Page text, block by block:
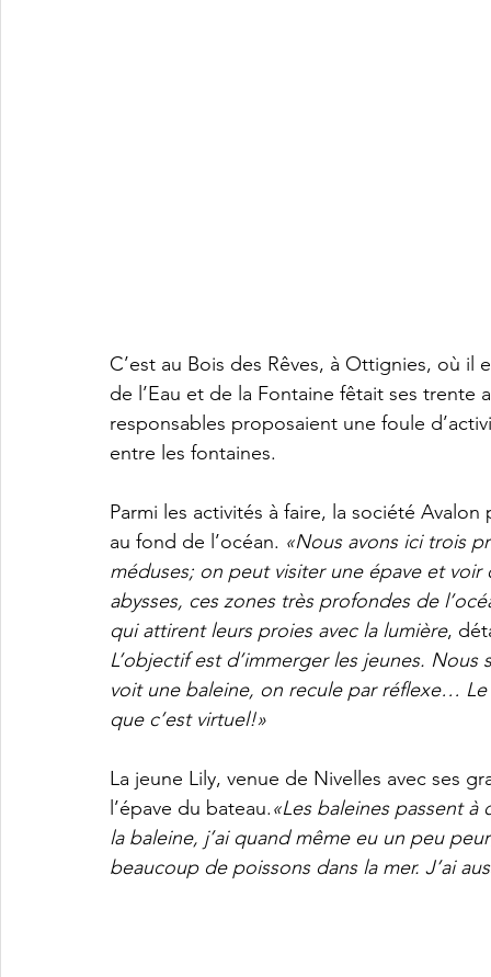
C’est au Bois des Rêves, à Ottignies, où
de l’Eau et de la Fontaine fêtait ses trente
responsables proposaient une foule
entre les fontaines.
Parmi les activités à faire, la société
au fond de l’océan. «Nous avons ici trois
méduses; on peut visiter une épave et
abysses, ces zones très profondes de
qui attirent leurs proies avec la lumière,
L’objectif est d’immerger les jeunes.
voit une baleine, on recule par réflexe…
que c’est virtuel!»
La jeune Lily, venue de Nivelles avec ses
l’épave du bateau.«Les baleines passent
la baleine, j’ai quand même eu un peu peur
beaucoup de poissons dans la mer. J’ai